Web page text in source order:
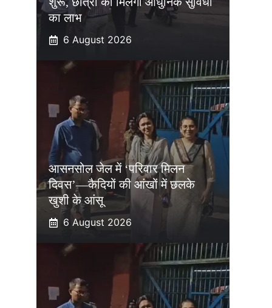
का लाभ
6 August 2026
आसनसोल जेल में ‘परिवार मिलन
दिवस’—कैदियों की आंखों में छलके
खुशी के आंसू
6 August 2026